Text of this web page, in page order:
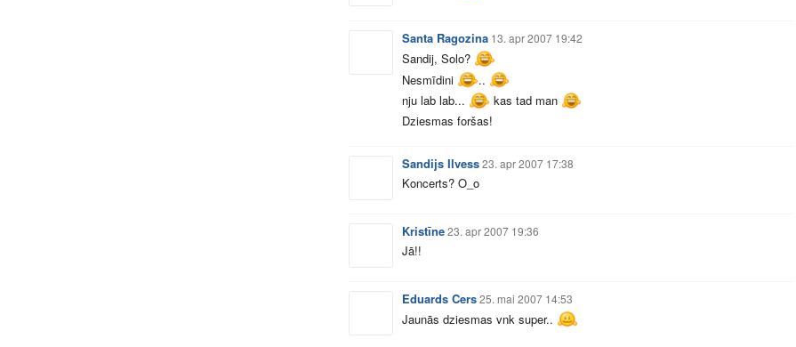
Santa Ragozina 13. apr 2007 19:42
Sandij, Solo?
Nesmīdini
..
nju lab lab...
kas tad man
Dziesmas foršas!
Sandijs Ilvess23. apr 2007 17:38
Koncerts? O_o
Kristīne23. apr 2007 19:36
Jā!!
Eduards Cers25. mai 2007 14:53
Jaunās dziesmas vnk super..